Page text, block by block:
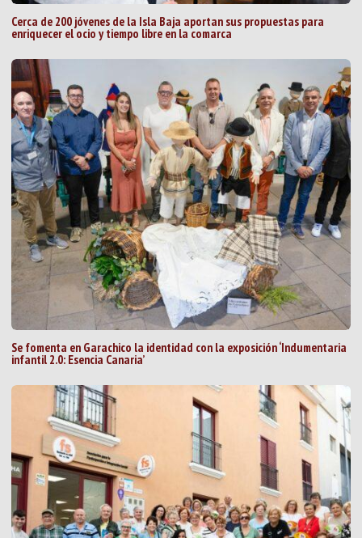
Cerca de 200 jóvenes de la Isla Baja aportan sus propuestas para
enriquecer el ocio y tiempo libre en la comarca
Se fomenta en Garachico la identidad con la exposición ‘Indumentaria
infantil 2.0: Esencia Canaria’